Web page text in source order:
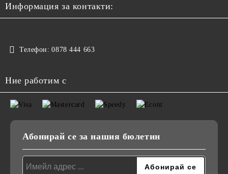
Информация за контакти:
Телефон: 0878 444 663
Ние работим с
Абонирай се за нашия бюлетин